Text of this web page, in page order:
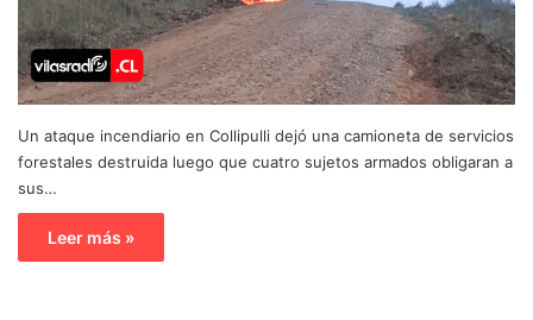
Un ataque incendiario en Collipulli dejó una camioneta de servicios
forestales destruida luego que cuatro sujetos armados obligaran a
sus…
Leer más »